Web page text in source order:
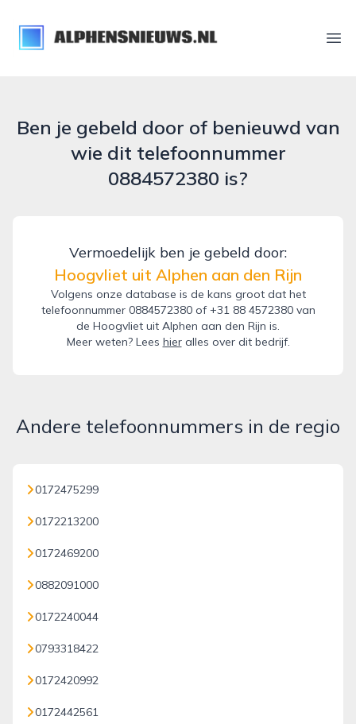
alphensnieuws.nl
Ben je gebeld door of benieuwd van
wie dit telefoonnummer
0884572380 is?
Vermoedelijk ben je gebeld door:
Hoogvliet uit Alphen aan den Rijn
Volgens onze database is de kans groot dat het
telefoonnummer 0884572380 of +31 88 4572380 van
de Hoogvliet uit Alphen aan den Rijn is.
Meer weten? Lees hieralles over dit bedrijf.
Andere telefoonnummers in de regio
0172475299
0172213200
0172469200
0882091000
0172240044
0793318422
0172420992
0172442561